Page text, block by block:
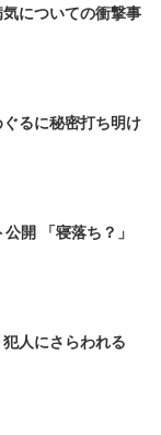
についての衝撃事
るに秘密打ち明け
開 「寝落ち？」
人にさらわれる